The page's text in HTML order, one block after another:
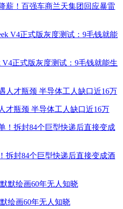
薪！百强车商兰天集团回应暴雷
V4正式版灰度测试：9毛钱就能生
才瓶颈 半导体工人缺口近16万
拆封84个巨型快递后直接变成酒
绘画60年无人知晓